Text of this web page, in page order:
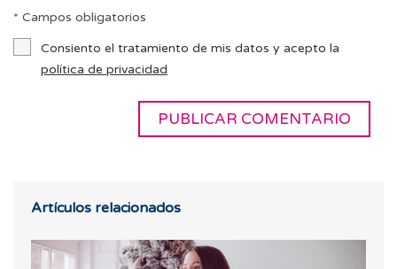
* Campos obligatorios
Consiento el tratamiento de mis datos y acepto la
política de privacidad
Artículos relacionados